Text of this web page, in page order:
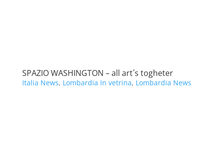
SPAZIO WASHINGTON – all art´s togheter
Italia News, Lombardia In vetrina, Lombardia News